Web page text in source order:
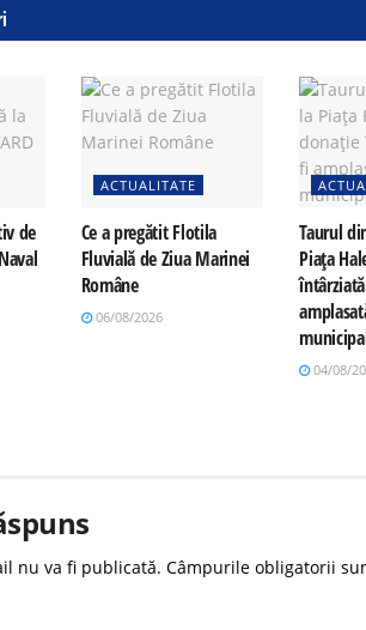
de
ACTUALITATE
Ce a pregătit Flotila
Fluvială de Ziua Marinei
Române
06/08/2026
Taurul
Piața
04/08/
nu va fi publicată. Câmpurile obligatorii